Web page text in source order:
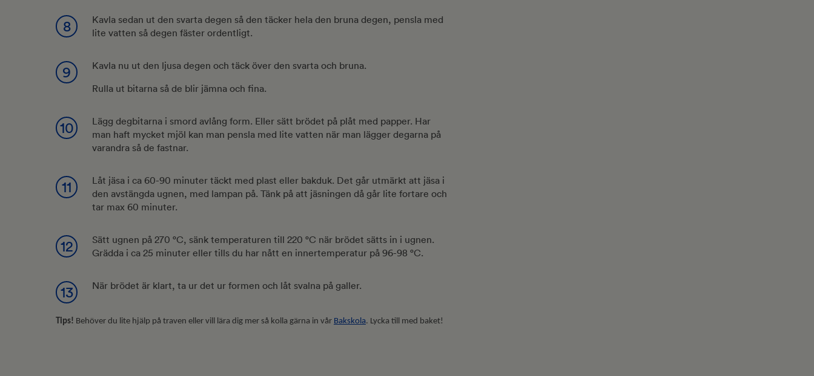
8
Kavla sedan ut den svarta degen så den täcker hela den bruna degen, pensla med
lite vatten så degen fäster ordentligt.
9
Kavla nu ut den ljusa degen och täck över den svarta och bruna.
Rulla ut bitarna så de blir jämna och fina.
10
Lägg degbitarna i smord avlång form. Eller sätt brödet på plåt med papper. Har
man haft mycket mjöl kan man pensla med lite vatten när man lägger degarna på
varandra så de fastnar.
11
Låt jäsa i ca 60-90 minuter täckt med plast eller bakduk. Det går utmärkt att jäsa i
den avstängda ugnen, med lampan på. Tänk på att jäsningen då går lite fortare och
tar max 60 minuter.
12
Sätt ugnen på 270 °C, sänk temperaturen till 220 °C när brödet sätts in i ugnen.
Grädda i ca 25 minuter eller tills du har nått en innertemperatur på 96-98 °C.
13 När brödet är klart, ta ur det ur formen och låt svalna på galler.
Tips! Behöver du lite hjälp på traven eller vill lära dig mer så kolla gärna in vår Bakskola. Lycka till med baket!